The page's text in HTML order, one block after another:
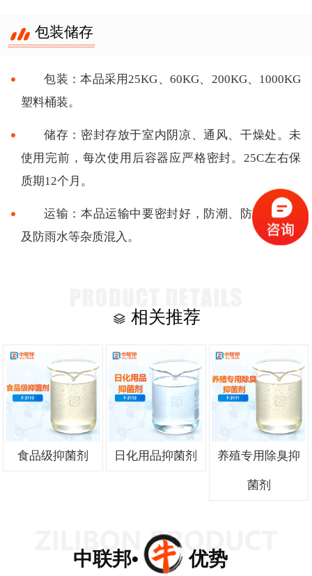
包装储存
包装：本品采用25KG、60KG、200KG、1000KG
塑料桶装。
储存：密封存放于室内阴凉、通风、干燥处。未
使用完前，每次使用后容器应严格密封。25C左右保
质期12个月。
运输：本品运输中要密封好，防潮、防强碱强酸
及防雨水等杂质混入。
相关推荐
食品级抑菌剂 日化用品抑菌剂 养殖专用除臭抑
菌剂
中联邦• 优势